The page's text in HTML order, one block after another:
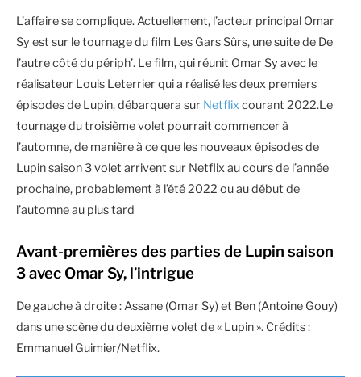
L’affaire se complique. Actuellement, l’acteur principal Omar
Sy est sur le tournage du film Les Gars Sûrs, une suite de De
l’autre côté du périph’. Le film, qui réunit Omar Sy avec le
réalisateur Louis Leterrier qui a réalisé les deux premiers
épisodes de Lupin, débarquera sur Netflixcourant 2022.Le
tournage du troisième volet pourrait commencer à
l’automne, de manière à ce que les nouveaux épisodes de
Lupin saison 3 volet arrivent sur Netflix au cours de l’année
prochaine, probablement à l’été 2022 ou au début de
l’automne au plus tard
Avant-premières des parties de Lupin saison
3 avec Omar Sy, l’intrigue
De gauche à droite : Assane (Omar Sy) et Ben (Antoine Gouy)
dans une scène du deuxième volet de « Lupin ». Crédits :
Emmanuel Guimier/Netflix.